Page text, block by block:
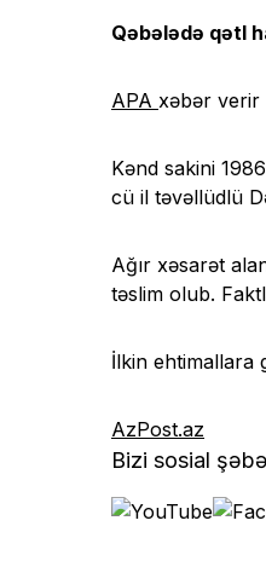
Qəbələdə qətl
APA xəbər verir
Kənd sakini
cü il təvəllüdlü
Ağır xəsarət
təslim olub.
İlkin ehtimallara
AzPost.az
Bizi sosial